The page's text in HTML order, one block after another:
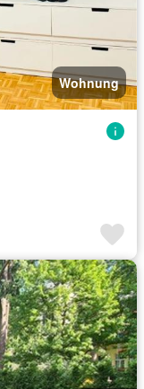
Wohnung